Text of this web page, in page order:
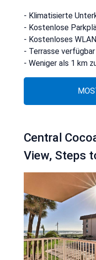
- Klimatisierte
- Kostenlose
- Kostenloses WLAN
- Terrasse verfügbar
- Weniger als 1 km
Central
View, Steps